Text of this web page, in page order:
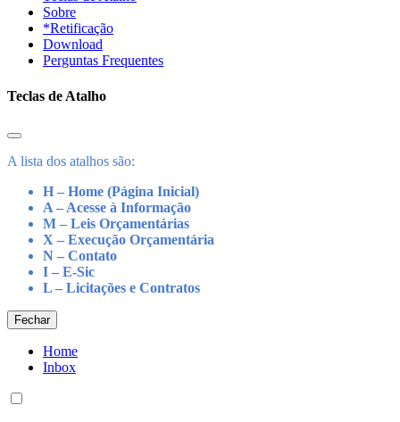
Sobre
*Retificação
Download
Perguntas Frequentes
Teclas de Atalho
A lista dos atalhos são:
H – Home (Página Inicial)
A – Acesse à Informação
M – Leis Orçamentárias
X – Execução Orçamentária
N – Contato
I – E-Sic
L – Licitações e Contratos
Fechar
Home
Inbox